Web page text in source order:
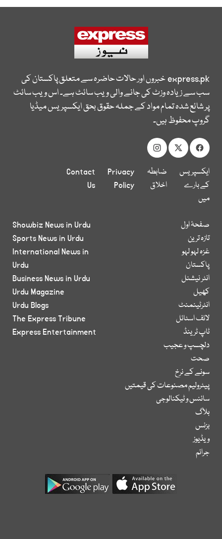
express.pkخبروں اور حالات حاضرہ سے متعلق پاکستان کی
سب سے زیادہ وزٹ کی جانے والی ویب سائٹ ہے۔ اس ویب سائٹ
پر شائع شدہ تمام مواد کے جملہ حقوق بحق ایکسپریس میڈیا
گروپ محفوظ ہیں۔
ایکسپریس
کے بارے
میں
ضابطہ
اخلاق
Privacy
Policy
Contact
Us
صفحۂ اول
تازہ ترین
غزہ لہو لہو
پاکستان
انٹر نیشنل
کھیل
انٹرٹینمنٹ
لائف اسٹائل
ٹاپ ٹرینڈ
دلچسپ و عجیب
صحت
سونے کے نرخ
پیٹرولیم مصنوعات کی قیمتیں
سائنس و ٹیکنالوجی
بلاگ
بزنس
ویڈیوز
جرائم
Showbiz News in Urdu
Sports News in Urdu
International News in
Urdu
Business News in Urdu
Urdu Magazine
Urdu Blogs
The Express Tribune
Express Entertainment